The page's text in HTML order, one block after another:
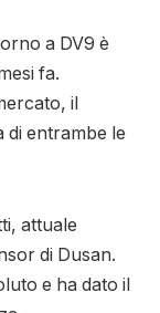
a DV9 è
fa.
il
di entrambe le
attuale
di Dusan.
e ha dato il